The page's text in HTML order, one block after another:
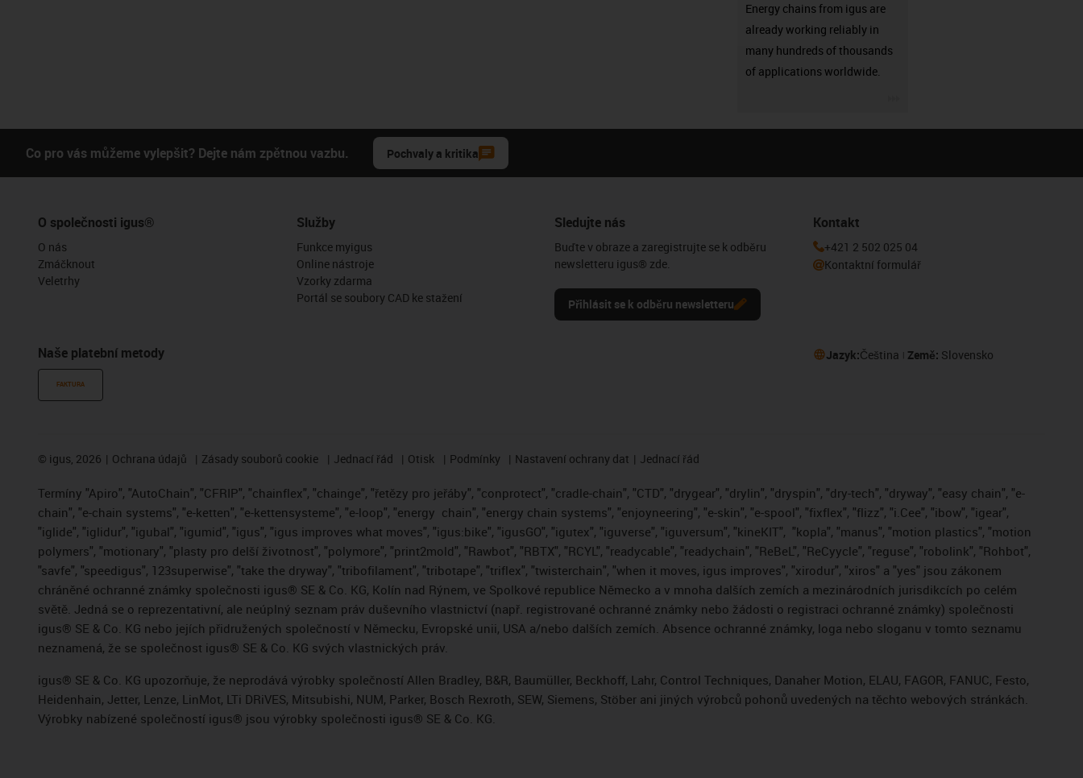
Energy chains from igus are
already working reliably in
many hundreds of thousands
of applications worldwide.
Co pro vás můžeme vylepšit? Dejte nám zpětnou vazbu. Pochvaly a kritika
O společnosti igus®
O nás
Zmáčknout
Veletrhy
Naše platební metody
FAKTURA
Služby
Funkce myigus
Online nástroje
Vzorky zdarma
Portál se soubory CAD ke stažení
Sledujte nás
Buďte v obraze a zaregistrujte se k odběru
newsletteru igus® zde.
Přihlásit se k odběru newsletteru
Kontakt
+421 2 502 025 04
Kontaktní formulář
Jazyk:Čeština Země: Slovensko
© igus, 2026 Ochrana údajů Zásady souborů cookie Jednací řád Otisk Podmínky Nastavení ochrany dat Jednací řád
Termíny "Apiro", "AutoChain", "CFRIP", "chainflex", "chainge", "řetězy pro jeřáby", "conprotect", "cradle-chain", "CTD", "drygear", "drylin", "dryspin", "dry-tech", "dryway", "easy chain", "e-
chain", "e-chain systems", "e-ketten", "e-kettensysteme", "e-loop", "energy chain", "energy chain systems", "enjoyneering", "e-skin", "e-spool", "fixflex", "flizz", "i.Cee", "ibow", "igear",
"iglide", "iglidur", "igubal", "igumid", "igus", "igus improves what moves", "igus:bike", "igusGO", "igutex", "iguverse", "iguversum", "kineKIT", "kopla", "manus", "motion plastics", "motion
polymers", "motionary", "plasty pro delší životnost", "polymore", "print2mold", "Rawbot", "RBTX", "RCYL", "readycable", "readychain", "ReBeL", "ReCyycle", "reguse", "robolink", "Rohbot",
"savfe", "speedigus", 123superwise", "take the dryway", "tribofilament", "tribotape", "triflex", "twisterchain", "when it moves, igus improves", "xirodur", "xiros" a "yes" jsou zákonem
chráněné ochranné známky společnosti igus® SE & Co. KG, Kolín nad Rýnem, ve Spolkové republice Německo a v mnoha dalších zemích a mezinárodních jurisdikcích po celém
světě. Jedná se o reprezentativní, ale neúplný seznam práv duševního vlastnictví (např. registrované ochranné známky nebo žádosti o registraci ochranné známky) společnosti
igus® SE & Co. KG nebo jejích přidružených společností v Německu, Evropské unii, USA a/nebo dalších zemích. Absence ochranné známky, loga nebo sloganu v tomto seznamu
neznamená, že se společnost igus® SE & Co. KG svých vlastnických práv.
igus® SE & Co. KG upozorňuje, že neprodává výrobky společností Allen Bradley, B&R, Baumüller, Beckhoff, Lahr, Control Techniques, Danaher Motion, ELAU, FAGOR, FANUC, Festo,
Heidenhain, Jetter, Lenze, LinMot, LTi DRiVES, Mitsubishi, NUM, Parker, Bosch Rexroth, SEW, Siemens, Stöber ani jiných výrobců pohonů uvedených na těchto webových stránkách.
Výrobky nabízené společností igus® jsou výrobky společnosti igus® SE & Co. KG.